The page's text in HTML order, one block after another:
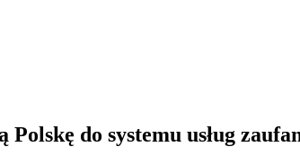
do systemu usług